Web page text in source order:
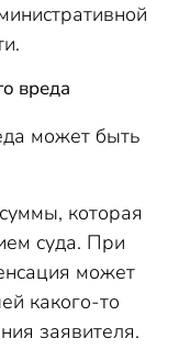
вреда
может быть
которая
суда. При
может
какого-то
заявителя.